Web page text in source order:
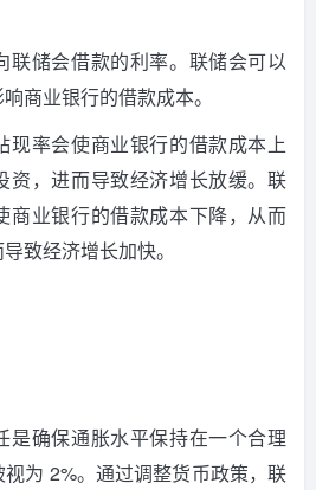
储会借款的利率。 联储会可以
商业银行的借款成本。
现率会使商业银行的借款成本上
，进而导致经济增长放缓。 联
商业银行的借款成本下降，从而
致经济增长加快。
是确保通胀水平保持在一个合理
为 2%。 通过调整货币政策，联